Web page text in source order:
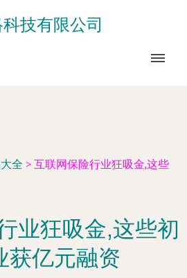
技有限公司
全 > 互联网保险行业狂吸金,这些
业狂吸金,这些初
获亿元融资